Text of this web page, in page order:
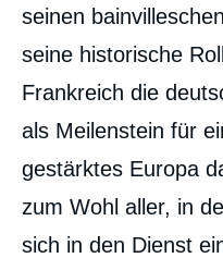
seinen
seine historische
Frankreich die
als Meilenstein für
gestärktes Europa
zum Wohl aller, in
sich in den Dienst